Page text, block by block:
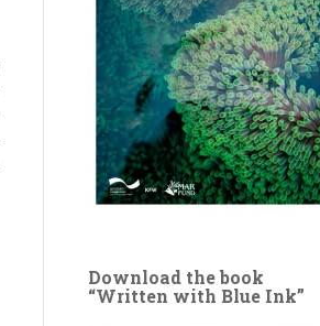
Download the book
“Written with Blue Ink”